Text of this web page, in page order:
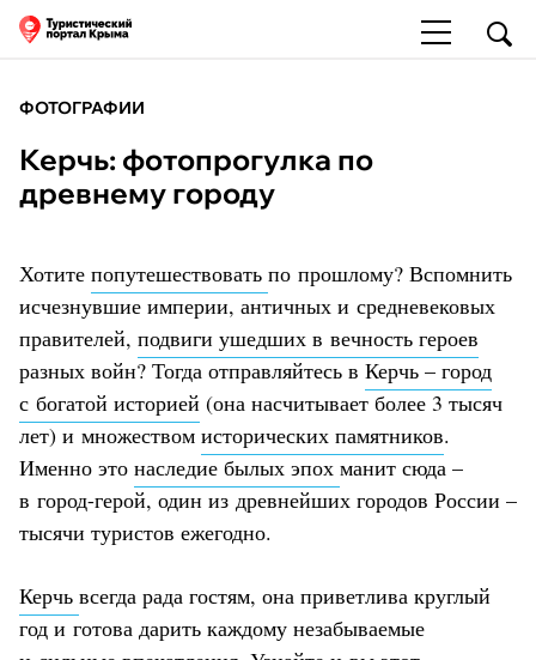
ФОТОГРАФИИ
Керчь: фотопрогулка по
древнему городу
Хотите попутешествовать по прошлому? Вспомнить
исчезнувшие империи, античных и средневековых
правителей, подвиги ушедших в вечность героев
разных войн? Тогда отправляйтесь в Керчь – город
с богатой историей (она насчитывает более 3 тысяч
лет) и множеством исторических памятников.
Именно это наследие былых эпох манит сюда –
в город-герой, один из древнейших городов России –
тысячи туристов ежегодно.
Керчь всегда рада гостям, она приветлива круглый
год и готова дарить каждому незабываемые